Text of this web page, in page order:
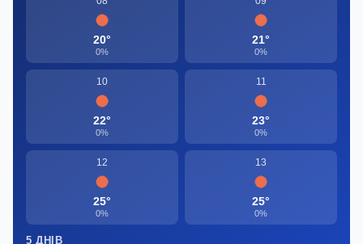
20°
0%
21°
0%
10
22°
0%
11
23°
0%
12
25°
0%
13
25°
0%
5 ДНІВ